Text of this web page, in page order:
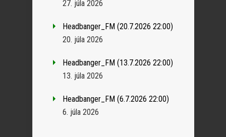
27. júla 2026
Headbanger_FM (20.7.2026 22:00)
20. júla 2026
Headbanger_FM (13.7.2026 22:00)
13. júla 2026
Headbanger_FM (6.7.2026 22:00)
6. júla 2026